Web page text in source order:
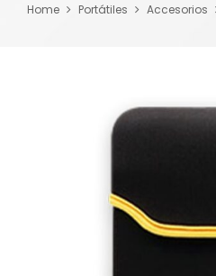
Home Portátiles Accesorios